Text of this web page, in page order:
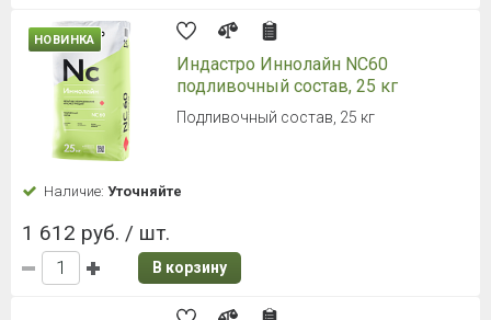
НОВИНКА
Индастро Иннолайн NC60
подливочный состав, 25 кг
Подливочный состав, 25 кг
Наличие: Уточняйте
1 612 руб. / шт.
В корзину